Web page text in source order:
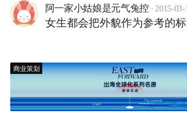
阿一家小姑娘是元气兔控 · 2015-03-
女生都会把外貌作为参考的
商业策划